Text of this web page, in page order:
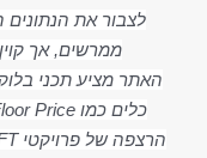
לצבור את
ממרשים, אך
האתר מציע תכני
הרצפה של פרויקטי NFT